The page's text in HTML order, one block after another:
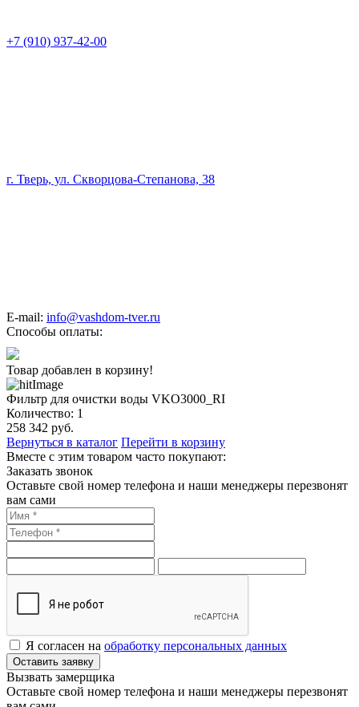
+7 (910) 937-42-00
г. Тверь, ул. Скворцова-Степанова, 38
E-mail: info@vashdom-tver.ru
Способы оплаты:
Товар добавлен в корзину!
Фильтр для очистки воды VKO3000_RI
Количество: 1
258 342 руб.
Вернуться в каталог Перейти в корзину
Вместе с этим товаром часто покупают:
Заказать звонок
Оставьте свой номер телефона и наши менеджеры перезвонят
вам сами
Я согласен на обработку персональных данных
Оставить заявку
Вызвать замерщика
Оставьте свой номер телефона и наши менеджеры перезвонят